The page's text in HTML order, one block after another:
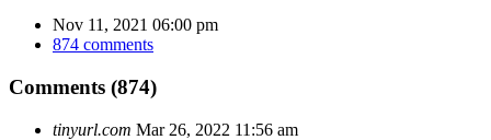
Nov 11, 2021 06:00 pm
874 comments
Comments (874)
tinyurl.com Mar 26, 2022 11:56 am